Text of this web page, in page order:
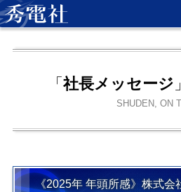
「 社長メッセージ
SHUDEN, ON
《2025年 年頭所感》株式会